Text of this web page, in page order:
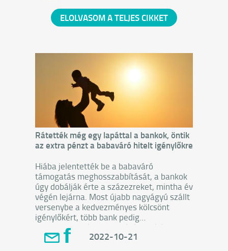
ELOLVASOM A TELJES CIKKET
Rátették még egy lapáttal a bankok, öntik
az extra pénzt a babaváró hitelt igénylőkre
Hiába jelentették be a babaváró
támogatás meghosszabbítását, a bankok
úgy dobálják érte a százezreket, mintha év
végén lejárna. Most újabb nagyágyú szállt
versenybe a kedvezményes kölcsönt
igénylőkért, több bank pedig
meghosszabbította a lejáró akcióját.
2022-10-21